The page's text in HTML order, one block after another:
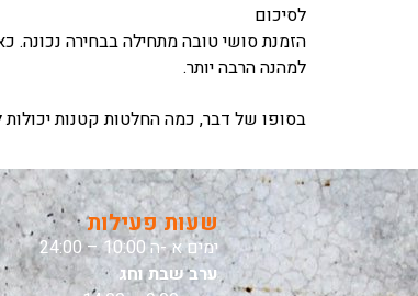
לסיכום
הזמנת סושי טובה מתחילה בבחירה
למהנה הרבה יותר.
בסופו של דבר, כמה החלטות קטנות
שעות פעילות
ימים א -ה 10:00 – 24:00
ערב שבת וחג